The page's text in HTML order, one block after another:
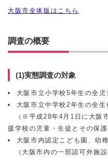
大阪市全体版はこちら
調査の概要
(1)実態調査の対象
大阪市立小学校5年生の全
大阪市立中学校2年生の全
（※平成28年4月1日に大阪
援学校の児童・生徒とその保護
大阪市内認定こども園、幼
（大阪市内の一部認可外施設